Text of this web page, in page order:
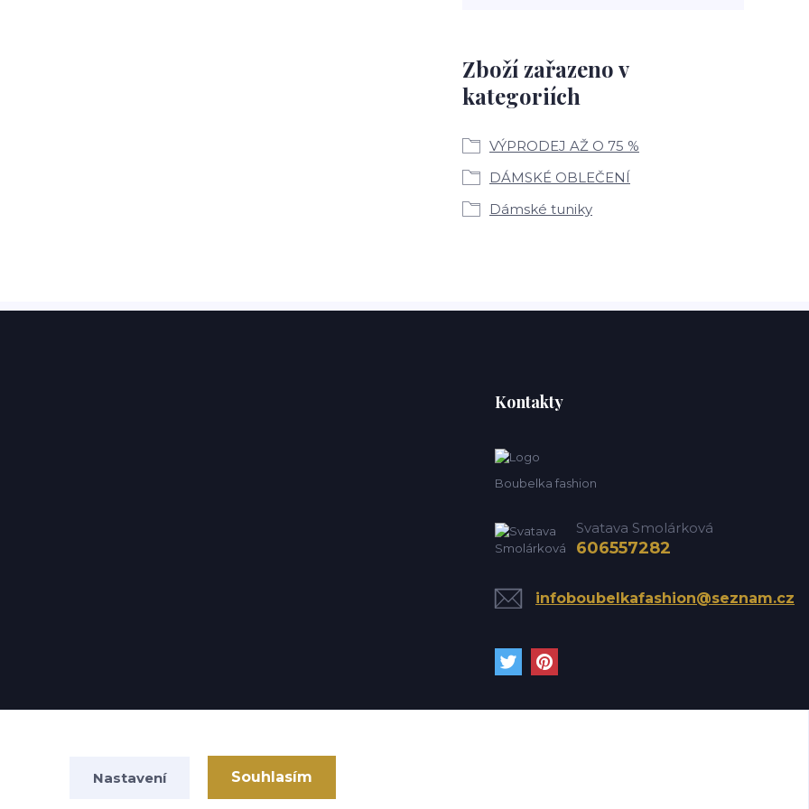
Zboží zařazeno v
kategoriích
VÝPRODEJ AŽ O 75 %
DÁMSKÉ OBLEČENÍ
Dámské tuniky
Kontakty
Boubelka fashion
Svatava Smolárková
606557282
infoboubelkafashion@seznam.cz
Nastavení Souhlasím